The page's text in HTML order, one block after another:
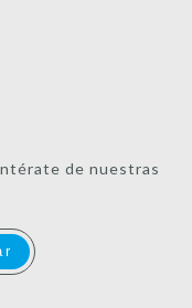
de nuestras